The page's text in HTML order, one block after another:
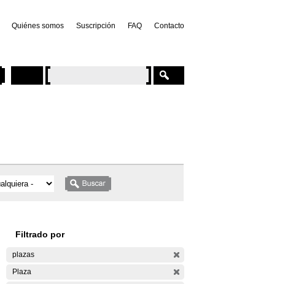
Quiénes somos Suscripción FAQ Contacto
Filtrado por
plazas
Plaza